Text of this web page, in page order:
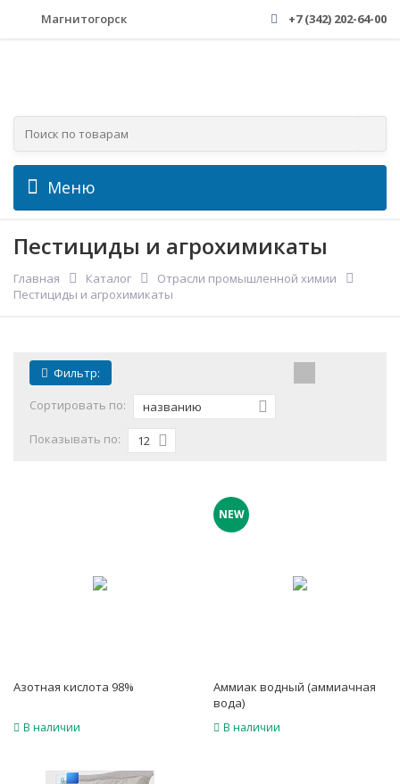
Магнитогорск +7 (342) 202-64-00
Меню
Пестициды и агрохимикаты
Главная Каталог
Отрасли промышленной химии
Пестициды и агрохимикаты
Фильтр:
Сортировать по: названию
Показывать по: 12
Азотная кислота 98%
В наличии
NEW
Аммиак водный (аммиачная
вода)
В наличии